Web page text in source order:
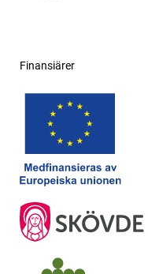
Finansiärer